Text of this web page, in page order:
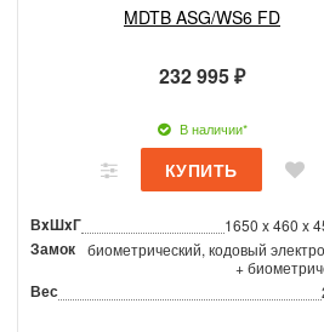
MDTB ASG/WS6 FD
232 995 ₽
В наличии*
ВxШxГ 1650 x 460 x
Замок биометрический, кодовый
+
Вес